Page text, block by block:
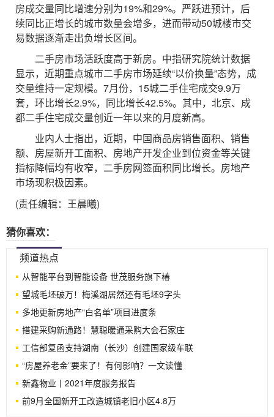
房成交量同比增速分别为19%和29%。严跃进预计，后
续同比正增长的城市数量会增多，进而带动50城楼市交
易数据逐渐走出负增长区间。
二手房市场活跃度高于新房。中指研究院统计数据
显示，近期重点城市二手房市场延续“以价换量”态势，成
交量维持一定规模。7月份，15城二手住宅成交9.9万
套，环比增长2.9%，同比增长42.5%。其中，北京、成
都二手住宅成交量创近一年以来的月度新高。
业内人士指出，近期，中国商品房销售面积、销售
额、房屋新开工面积、房地产开发企业到位资金等关键
指标降幅均有收窄，二手房网签面积同比增长。房地产
市场现积极因素。
(责任编辑：王晨曦)
猜你喜欢：
频道热点
从智能平台到智能设备 世茂服务旗下椿
望城毛坯破万！梅溪湖居然还有毛坯9字头
多地更新房地产“白名单”项目进度条
搭建采购新通路！慧聪暖通采购大会石家庄
工信部复函支持湖南（长沙）创建国家级车联
“房屋养老金”要来了！有何影响？一文读懂
新鑫物业丨2021年度服务报告
前9月全国新开工改造城镇老旧小区4.8万